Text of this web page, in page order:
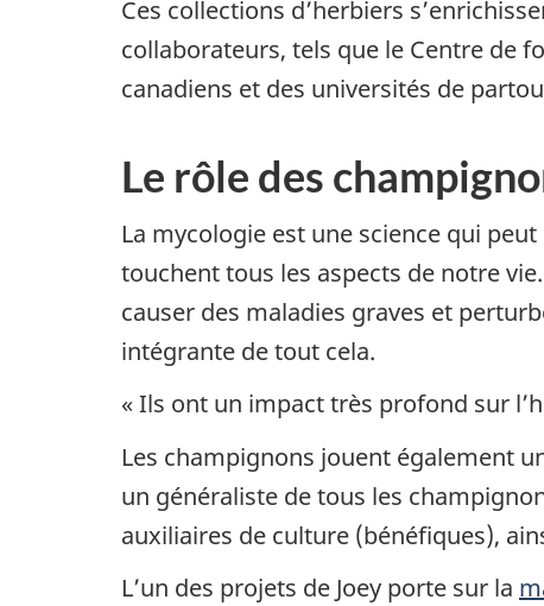
Ces collections d’herbiers
collaborateurs, tels que le Centre de
canadiens et des universités de
Le rôle des
La mycologie est une science qui
touchent tous les aspects de notre
causer des maladies graves et
intégrante de tout cela.
« Ils ont un impact très profond sur
Les champignons jouent également
un généraliste de tous les
auxiliaires de culture (bénéfiques),
L’un des projets de Joey porte sur la